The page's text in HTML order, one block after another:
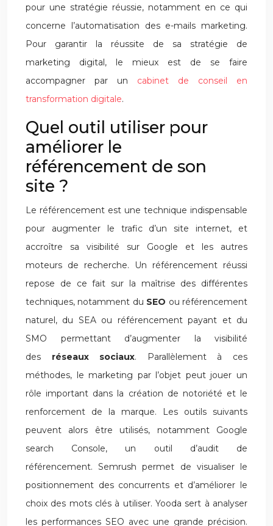
pour une stratégie réussie, notamment en ce qui
concerne l’automatisation des e-mails marketing.
Pour garantir la réussite de sa stratégie de
marketing digital, le mieux est de se faire
accompagner par un cabinet de conseil en
transformation digitale.
Quel outil utiliser pour
améliorer le
référencement de son
site ?
Le référencement est une technique indispensable
pour augmenter le trafic d’un site internet, et
accroître sa visibilité sur Google et les autres
moteurs de recherche. Un référencement réussi
repose de ce fait sur la maîtrise des différentes
techniques, notamment du SEO ou référencement
naturel, du SEA ou référencement payant et du
SMO permettant d’augmenter la visibilité
des réseaux sociaux. Parallèlement à ces
méthodes, le marketing par l’objet peut jouer un
rôle important dans la création de notoriété et le
renforcement de la marque. Les outils suivants
peuvent alors être utilisés, notamment Google
search Console, un outil d’audit de
référencement. Semrush permet de visualiser le
positionnement des concurrents et d’améliorer le
choix des mots clés à utiliser. Yooda sert à analyser
les performances SEO avec une grande précision.